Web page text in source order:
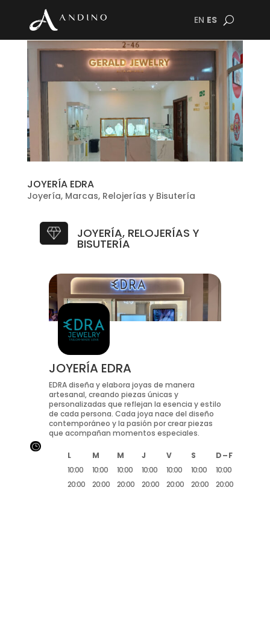
EN ES
JOYERÍA EDRA
Joyería, Marcas, Relojerías y Bisutería
JOYERÍA, RELOJERÍAS Y
BISUTERÍA
JOYERÍA EDRA
EDRA diseña y elabora joyas de manera
artesanal, creando piezas únicas y
personalizadas que reflejan la esencia y estilo
de cada persona. Cada joya nace del diseño
contemporáneo y la pasión por crear piezas
que acompañan momentos especiales.
L M M J V S
D – F
10:00
20:00
10:00
20:00
10:00
20:00
10:00
20:00
10:00
20:00
10:00
20:00
10:00
20:00
}